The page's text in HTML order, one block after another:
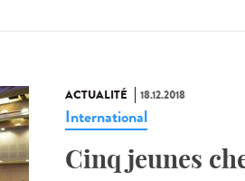
ACTUALITÉ 18.12.2018
International
Cinq jeunes